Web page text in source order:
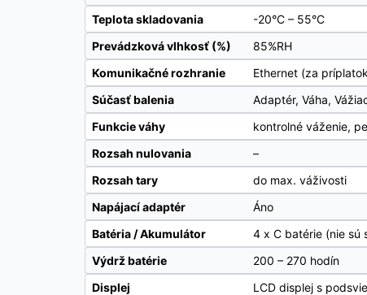
Teplota skladovania
-20°C – 55°C
Prevádzková vlhkosť (%)
85%RH
Komunikačné rozhranie
Ethernet (za
Súčasť balenia
Adaptér, Váha,
Funkcie váhy
kontrolné váženie,
Rozsah nulovania
–
Rozsah tary
do max. váživosti
Napájací adaptér
Áno
Batéria / Akumulátor
4 x C batérie (nie sú
Výdrž batérie
200 – 270 hodín
Displej
LCD displej s